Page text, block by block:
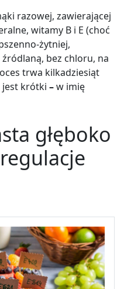
razowej, zawierającej
witamy B i E (choć
żytniej,
bez chloru, na
trwa kilkadziesiąt
jest krótki –w imię
głęboko
regulacje